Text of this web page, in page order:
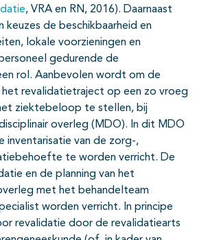
, VRA en RN, 2016). Daarnaast
keuzes de beschikbaarheid en
lokale voorzieningen en
gedurende de
rol. Aanbevolen wordt om de
revalidatietraject op een zo vroeg
ziektebeloop te stellen, bij
overleg (MDO). In dit MDO
inventarisatie van de zorg-,
te worden verricht. De
en de planning van het
met het behandelteam
worden verricht. In principe
revalidatie door de revalidatiearts